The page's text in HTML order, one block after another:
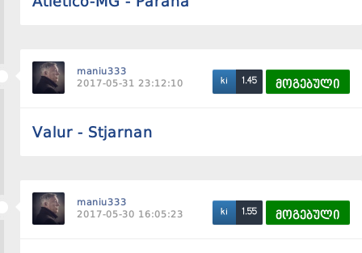
maniu333
2017-05-31 23:12:10
ki 1.45 მოგებული
Valur - Stjarnan
maniu333
2017-05-30 16:05:23
ki 1.55 მოგებული